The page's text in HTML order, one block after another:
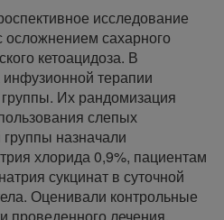
исследование
сахарного
кетоацидоза. В
инфузионной терапии
Их рандомизация
слепых
назначали
хлорида 0,9%, пациентам
сукцинат в суточной
Оценивали контрольные